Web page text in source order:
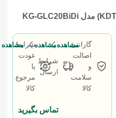
گارانتی
اصالت
و
سلامت
کالا
مشاهده
شرایط
ارسال
مشاهدهشرایط
عودت
یا
مرجوع
کالا
مشاهده
تماس بگیرید